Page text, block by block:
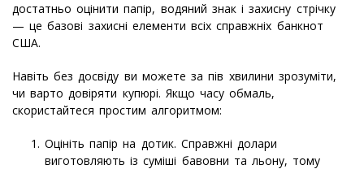
достатньо оцінити папір, водяний знак і захисну стрічку
— це базові захисні елементи всіх справжніх банкнот
США.
Навіть без досвіду ви можете за пів хвилини зрозуміти,
чи варто довіряти купюрі. Якщо часу обмаль,
скористайтеся простим алгоритмом:
Оцініть папір на дотик. Справжні долари
виготовляють із суміші бавовни та льону, тому